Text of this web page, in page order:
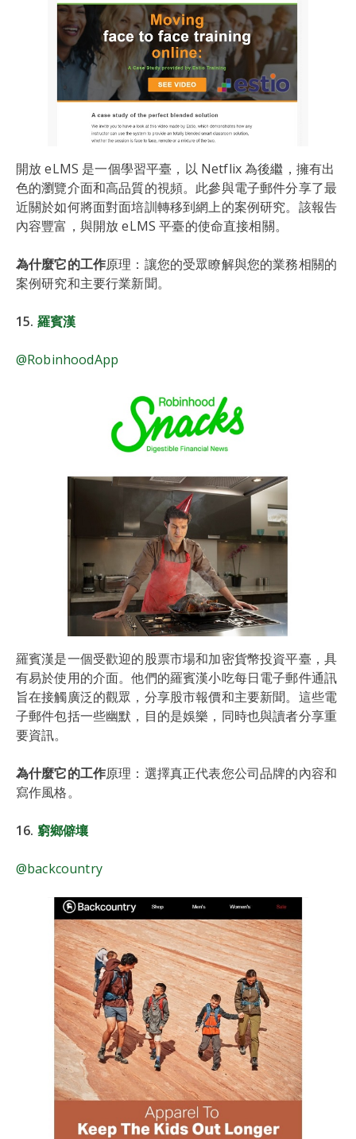
開放 eLMS 是一個學習平臺，以 Netflix 為後繼，擁有出
色的瀏覽介面和高品質的視頻。此參與電子郵件分享了最
近關於如何將面對面培訓轉移到網上的案例研究。該報告
內容豐富，與開放 eLMS 平臺的使命直接相關。
為什麼它的工作原理：讓您的受眾瞭解與您的業務相關的
案例研究和主要行業新聞。
15. 羅賓漢
@RobinhoodApp
羅賓漢是一個受歡迎的股票市場和加密貨幣投資平臺，具
有易於使用的介面。他們的羅賓漢小吃每日電子郵件通訊
旨在接觸廣泛的觀眾，分享股市報價和主要新聞。這些電
子郵件包括一些幽默，目的是娛樂，同時也與讀者分享重
要資訊。
為什麼它的工作原理：選擇真正代表您公司品牌的內容和
寫作風格。
16. 窮鄉僻壤
@backcountry